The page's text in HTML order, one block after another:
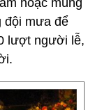
hoặc mùng
đội mưa để
lượt người lễ,